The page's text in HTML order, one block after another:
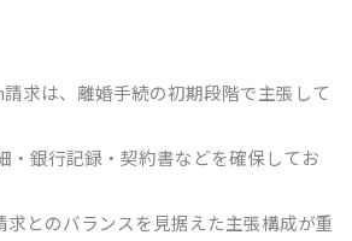
求は、離婚手続の初期段階で主張して
・銀行記録・契約書などを確保してお
とのバランスを見据えた主張構成が重